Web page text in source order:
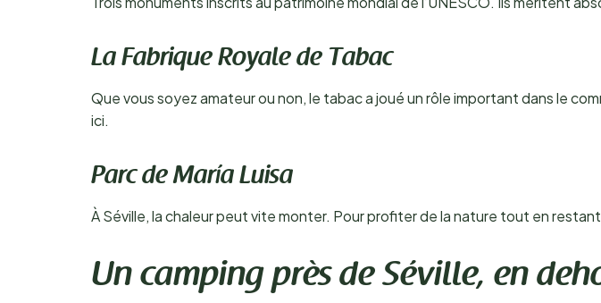
La Fabrique Royale de Tabac
Que vous soyez amateur ou non, le tabac a joué un rôle important dans le
ici.
Parc de María Luisa
À Séville, la chaleur peut vite monter. Pour profiter de la nature tout en
Un camping près de Séville, en